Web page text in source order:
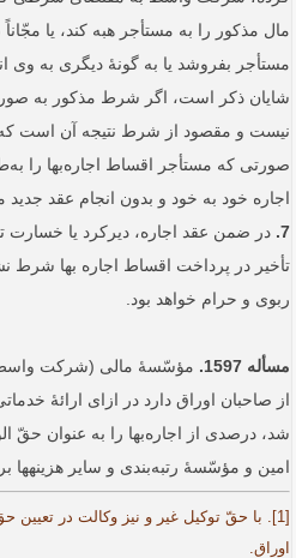
مال مذکور را به مستأجر هبه کند، یا مجّاناً
مستأجر بفروشد یا به گونۀ دیگری به وی
شایان ذکر است، اگر شرط مذکور به
نیست و مقصود از شرط نتیجه آن است که
صورتی که مستأجر اقساط اجاره‌بها را
اجاره خود به خود و بدون انجام عقد جدید
7. در ضمن عقد اجاره، دیرکرد یا خسارت
تأخیر در پرداخت اقساط اجاره بها شرط
ربوی و حرام خواهد بود.
مسأله 1597.
مؤسّسۀ مالی (شرکت واسط)
از صاحبان اوراق دارد در ازای ارائۀ
شد، درصدی از اجاره‌بها را به عنوان حقّ
امین و مؤسّسۀ رتبه‌بندی و سایر هزینه­ها
[1]. با حقّ توکیل غیر و نیز وکالت در تعیین
اوراق.